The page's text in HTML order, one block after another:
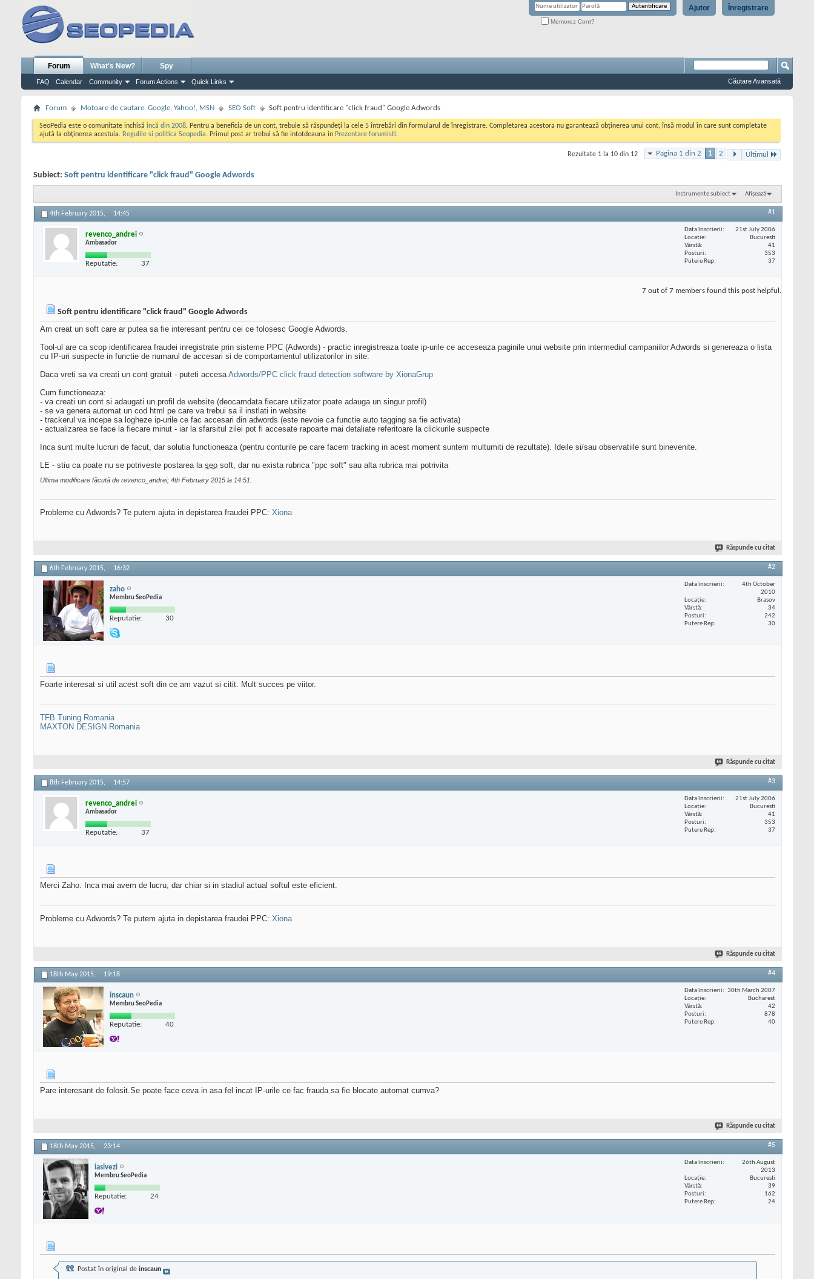
Înregistrare
Ajutor
Memorez Cont?
Forum
FAQ Calendar Community Forum Actions Quick Links
What's New? Spy
Căutare Avansată
Forum Motoare de cautare. Google, Yahoo!, MSN SEO Soft Soft pentru identificare "click fraud" Google Adwords
SeoPedia este o comunitate inchisă incă din 2008. Pentru a beneficia de un cont, trebuie să răspundeți la cele 5 întrebări din formularul de înregistrare. Completarea acestora nu garantează obținerea unui cont, însă modul în care sunt completate
ajută la obținerea acestuia. Regulile si politica Seopedia. Primul post ar trebui să fie intotdeauna in Prezentare forumisti.
Pagina 1 din 2 1 2 Ultimul
Rezultate 1 la 10 din 12
Subiect: Soft pentru identificare "click fraud" Google Adwords
Instrumente subiect Afișează
4th February 2015, 14:45 #1
revenco_andrei
Ambasador
Reputatie: 37
Data înscrierii
21st July 2006
Locaţie
Bucuresti
Vârstă
41
Posturi
353
Putere Rep
37
7 out of 7 members found this post helpful.
Soft pentru identificare "click fraud" Google Adwords
Am creat un soft care ar putea sa fie interesant pentru cei ce folosesc Google Adwords.
Tool-ul are ca scop identificarea fraudei inregistrate prin sisteme PPC (Adwords) - practic inregistreaza toate ip-urile ce acceseaza paginile unui website prin intermediul campaniilor Adwords si genereaza o lista
cu IP-uri suspecte in functie de numarul de accesari si de comportamentul utilizatorilor in site.
Daca vreti sa va creati un cont gratuit - puteti accesaAdwords/PPC click fraud detection software by XionaGrup
Cum functioneaza:
- va creati un cont si adaugati un profil de website (deocamdata fiecare utilizator poate adauga un singur profil)
- se va genera automat un cod html pe care va trebui sa il instlati in website
- trackerul va incepe sa logheze ip-urile ce fac accesari din adwords (este nevoie ca functie auto tagging sa fie activata)
- actualizarea se face la fiecare minut - iar la sfarsitul zilei pot fi accesate rapoarte mai detaliate referitoare la clickurile suspecte
Inca sunt multe lucruri de facut, dar solutia functioneaza (pentru conturile pe care facem tracking in acest moment suntem multumiti de rezultate). Ideile si/sau observatiile sunt binevenite.
LE - stiu ca poate nu se potriveste postarea la seo soft, dar nu exista rubrica "ppc soft" sau alta rubrica mai potrivita
Ultima modificare făcută de revenco_andrei; 4th February 2015 la 14:51
Probleme cu Adwords? Te putem ajuta in depistarea fraudei PPC: Xiona
Răspunde cu citat
6th February 2015, 16:32 #2
zaho
Membru SeoPedia
Reputatie: 30
Data înscrierii
4th October
2010
Locaţie
Brasov
Vârstă
34
Posturi
242
Putere Rep
30
Foarte interesat si util acest soft din ce am vazut si citit. Mult succes pe viitor.
TFB Tuning Romania
MAXTON DESIGN Romania
Răspunde cu citat
8th February 2015, 14:57 #3
revenco_andrei
Ambasador
Reputatie: 37
Data înscrierii
21st July 2006
Locaţie
Bucuresti
Vârstă
41
Posturi
353
Putere Rep
37
Merci Zaho. Inca mai avem de lucru, dar chiar si in stadiul actual softul este eficient.
Probleme cu Adwords? Te putem ajuta in depistarea fraudei PPC: Xiona
Răspunde cu citat
18th May 2015, 19:18 #4
inscaun
Membru SeoPedia
Reputatie: 40
Data înscrierii
30th March 2007
Locaţie
Bucharest
Vârstă
42
Posturi
878
Putere Rep
40
Pare interesant de folosit.Se poate face ceva in asa fel incat IP-urile ce fac frauda sa fie blocate automat cumva?
Răspunde cu citat
18th May 2015, 23:14 #5
iasivezi
Membru SeoPedia
Reputatie: 24
Data înscrierii
26th August
2013
Locaţie
Bucuresti
Vârstă
39
Posturi
162
Putere Rep
24
Postat în original de inscaun